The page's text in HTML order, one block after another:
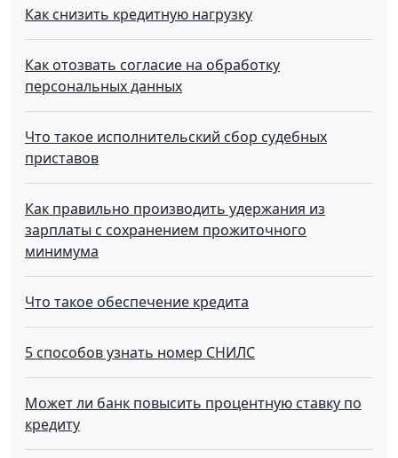
Как снизить кредитную нагрузку
Как отозвать согласие на обработку
персональных данных
Что такое исполнительский сбор судебных
приставов
Как правильно производить удержания из
зарплаты с сохранением прожиточного
минимума
Что такое обecпeчeниe кpeдитa
5 способов узнать номер СНИЛС
Может ли банк повысить процентную ставку по
кредиту